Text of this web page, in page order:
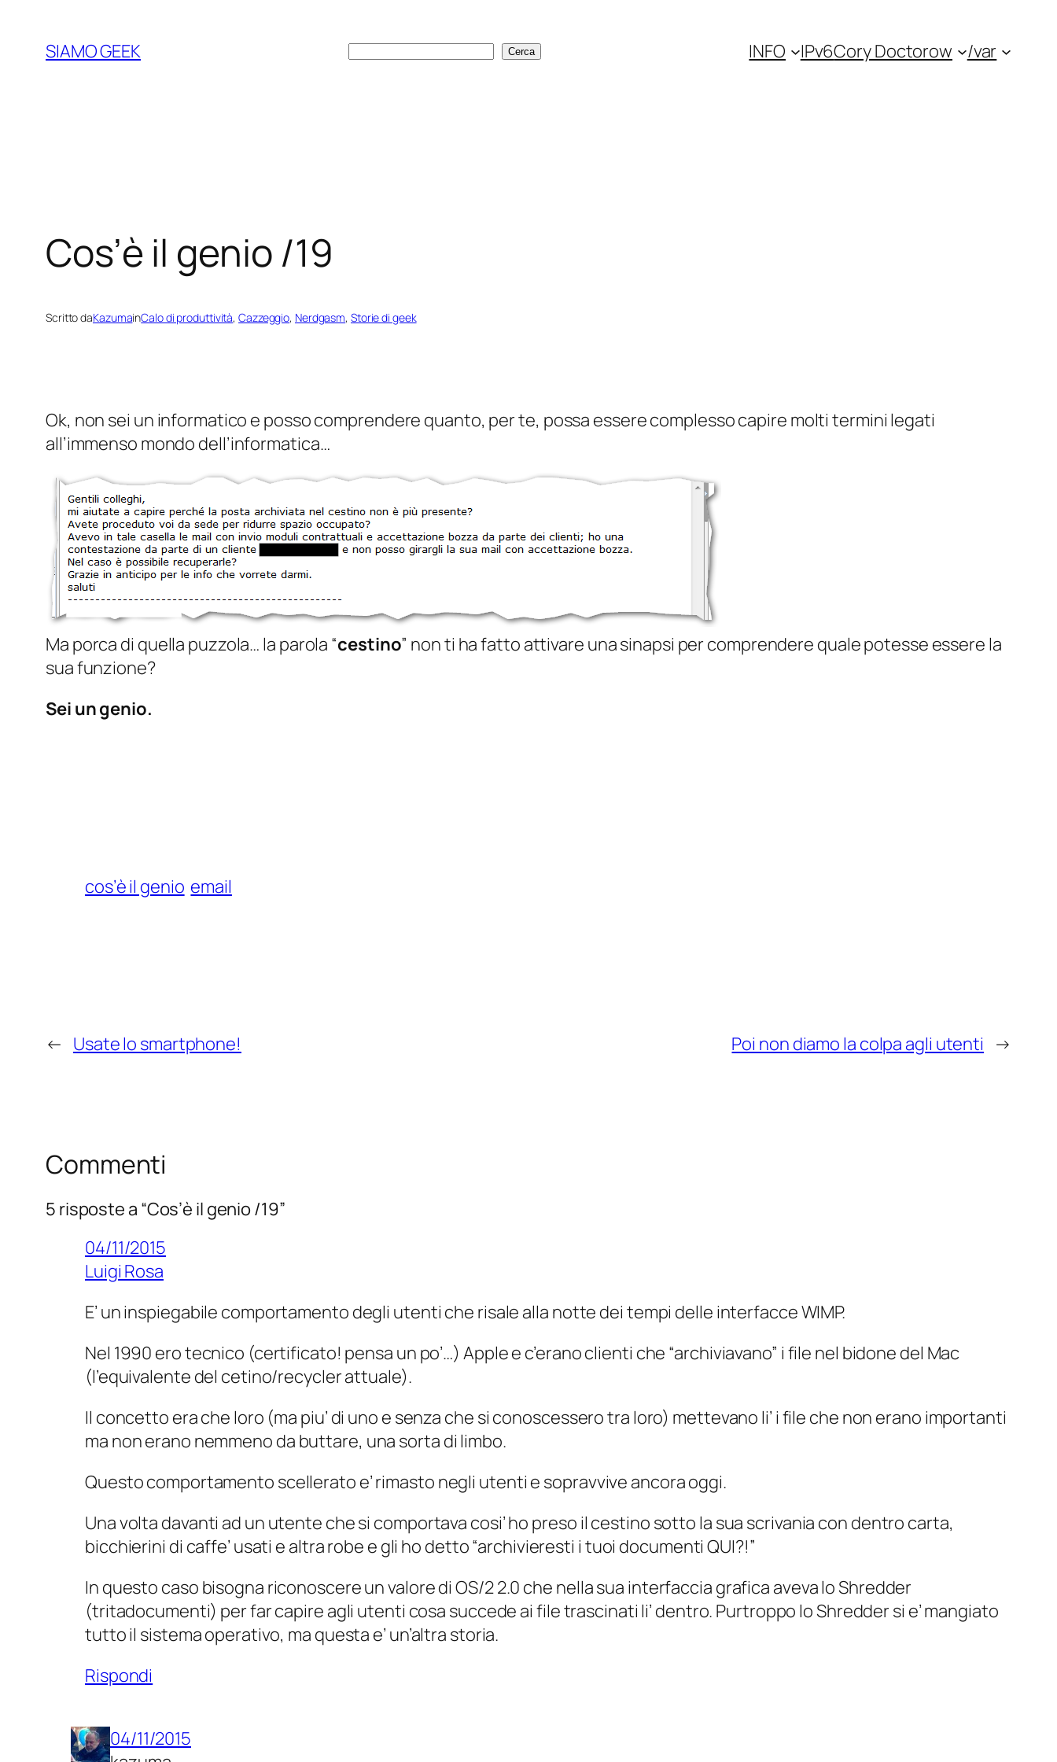
contenuto
SIAMO GEEK Cerca Cerca INFO IPv6Cory Doctorow /var
Cos’è il genio /19
Scritto daKazumainCalo di produttività, Cazzeggio, Nerdgasm, Storie di geek
Ok, non sei un informatico e posso comprendere quanto, per te, possa essere complesso capire molti termini legati
all’immenso mondo dell’informatica…
Ma porca di quella puzzola… la parola “cestino” non ti ha fatto attivare una sinapsi per comprendere quale potesse essere la
sua funzione?
Sei un genio.
cos’è il genio email
← Usate lo smartphone! Poi non diamo la colpa agli utenti →
Commenti
5 risposte a “Cos’è il genio /19”
04/11/2015
Luigi Rosa
E’ un inspiegabile comportamento degli utenti che risale alla notte dei tempi delle interfacce WIMP.
Nel 1990 ero tecnico (certificato! pensa un po’…) Apple e c’erano clienti che “archiviavano” i file nel bidone del Mac
(l’equivalente del cetino/recycler attuale).
Il concetto era che loro (ma piu’ di uno e senza che si conoscessero tra loro) mettevano li’ i file che non erano importanti
ma non erano nemmeno da buttare, una sorta di limbo.
Questo comportamento scellerato e’ rimasto negli utenti e sopravvive ancora oggi.
Una volta davanti ad un utente che si comportava cosi’ ho preso il cestino sotto la sua scrivania con dentro carta,
bicchierini di caffe’ usati e altra robe e gli ho detto “archivieresti i tuoi documenti QUI?!”
In questo caso bisogna riconoscere un valore di OS/2 2.0 che nella sua interfaccia grafica aveva lo Shredder
(tritadocumenti) per far capire agli utenti cosa succede ai file trascinati li’ dentro. Purtroppo lo Shredder si e’ mangiato
tutto il sistema operativo, ma questa e’ un’altra storia.
Rispondi
04/11/2015